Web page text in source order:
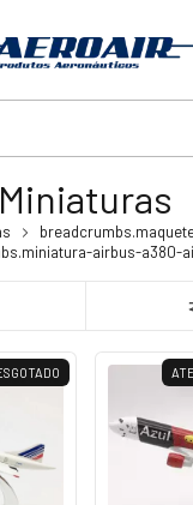
Miniaturas
airbus-a380-